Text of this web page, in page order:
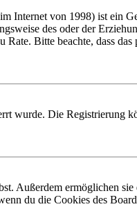
Internet von 1998) ist ein
des oder der
Bitte beachte, dass
wurde. Die Registrierung
Außerdem ermöglichen
du die Cookies des